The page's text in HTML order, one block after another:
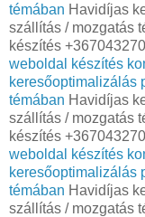
témában Havidíjas
szállítás / mozgatás
készítés
weboldal készítés
keresőoptimalizálás
témában Havidíjas
szállítás / mozgatás
készítés
weboldal készítés
keresőoptimalizálás
témában Havidíjas
szállítás / mozgatás